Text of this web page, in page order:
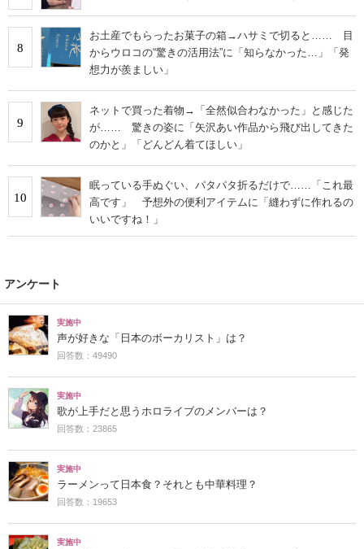
8
お土産でもらったお菓子の箱→ハサミで切ると…… 目
からウロコの“驚きの活用法”に「知らなかった…」「発
想力が羨ましい」
9
ネットで買った着物→「全然似合わなかった」と感じた
が…… 驚きの姿に「矢沢あい作品から飛び出してきた
のかと」「どんどん着てほしい」
10
眠っている手ぬぐい、パタパタ折るだけで……「これ最
高です」 予想外の便利アイテムに「縫わずに作れるの
いいですね！」
アンケート
実施中
声が好きな「日本のボーカリスト」は？
回答数：49490
実施中
歌が上手だと思うホロライブのメンバーは？
回答数：23865
実施中
ラーメンって日本食？それとも中華料理？
回答数：19653
実施中